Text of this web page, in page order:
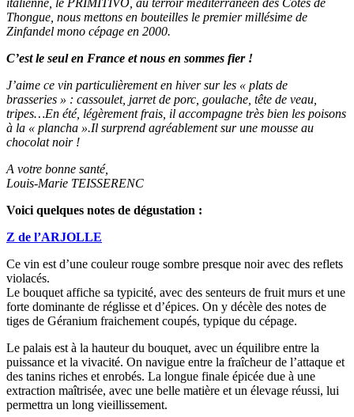
italienne, le PRIMITIVO, au terroir méditerranéen des Côtes de
Thongue, nous mettons en bouteilles le premier millésime de
Zinfandel mono cépage en 2000.
C’est le seul en France et nous en sommes fier !
J’aime ce vin particulièrement en hiver sur les « plats de
brasseries » : cassoulet, jarret de porc, goulache, tête de veau,
tripes…En été, légèrement frais, il accompagne très bien les poisons
à la « plancha ».Il surprend agréablement sur une mousse au
chocolat noir !
A votre bonne santé,
Louis-Marie TEISSERENC
Voici quelques notes de dégustation :
Z de l’ARJOLLE
Ce vin est d’une couleur rouge sombre presque noir avec des reflets
violacés.
Le bouquet affiche sa typicité, avec des senteurs de fruit murs et une
forte dominante de réglisse et d’épices. On y décèle des notes de
tiges de Géranium fraichement coupés, typique du cépage.
Le palais est à la hauteur du bouquet, avec un équilibre entre la
puissance et la vivacité. On navigue entre la fraîcheur de l’attaque et
des tanins riches et enrobés. La longue finale épicée due à une
extraction maîtrisée, avec une belle matière et un élevage réussi, lui
permettra un long vieillissement.